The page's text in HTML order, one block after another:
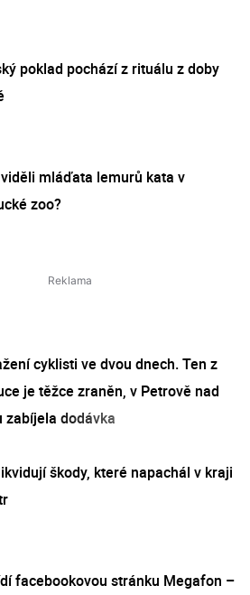
poklad pochází z rituálu z doby
mláďata lemurů kata v
zoo?
cyklisti ve dvou dnech. Ten z
je těžce zraněn, v Petrově nad
zabíjela dodávka
škody, které napachál v kraji
facebookovou stránku Megafon –